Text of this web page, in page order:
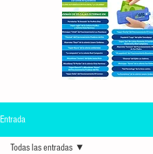
Entrada
Todas las entradas